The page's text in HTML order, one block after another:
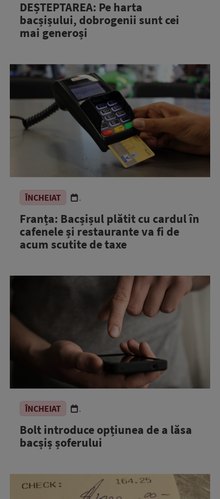
DEȘTEPTAREA: Pe harta
bacșișului, dobrogenii sunt cei
mai generoși
ÎNCHEIAT .
Franța: Bacșișul plătit cu cardul în
cafenele și restaurante va fi de
acum scutite de taxe
ÎNCHEIAT .
Bolt introduce opțiunea de a lăsa
bacșiș șoferului